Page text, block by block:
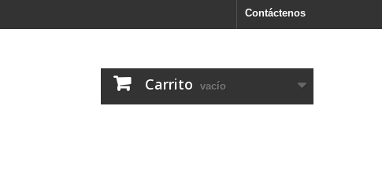
Contáctenos
Carrito vacío